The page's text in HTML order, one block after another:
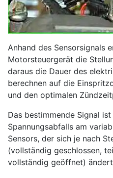
Anhand des Sensorsignals
Motorsteuergerät die
daraus die Dauer des
berechnen auf die
und den optimalen
Das bestimmende Signal
Spannungsabfalls am
Sensors, der sich je nach
(vollständig geschlossen,
vollständig geöffnet)